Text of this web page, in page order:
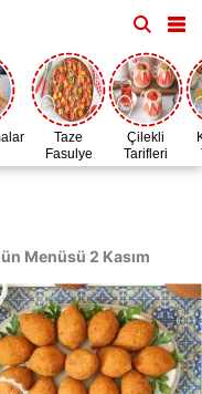
Taze
Fasulye
Zamanı
Çilekli
Tarifleri
Menüsü 2 Kasım